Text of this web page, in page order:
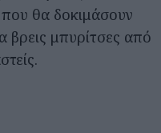
θα δοκιμάσουν
βρεις μπυρίτσες από